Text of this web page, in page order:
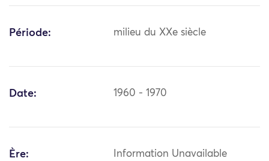
Période: milieu du XXe siècle
Date: 1960 - 1970
Ère: Information Unavailable